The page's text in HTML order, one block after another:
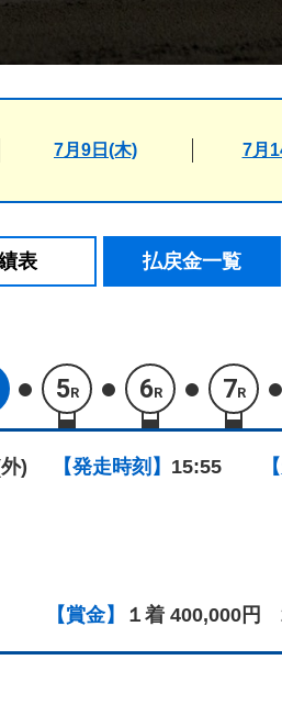
オッズ
編成要領
7月9日(木) 7月
表 払戻金一覧
5R 6R 7R
(外) 【発走時刻】 15:55
【賞金】 １着 400,000円